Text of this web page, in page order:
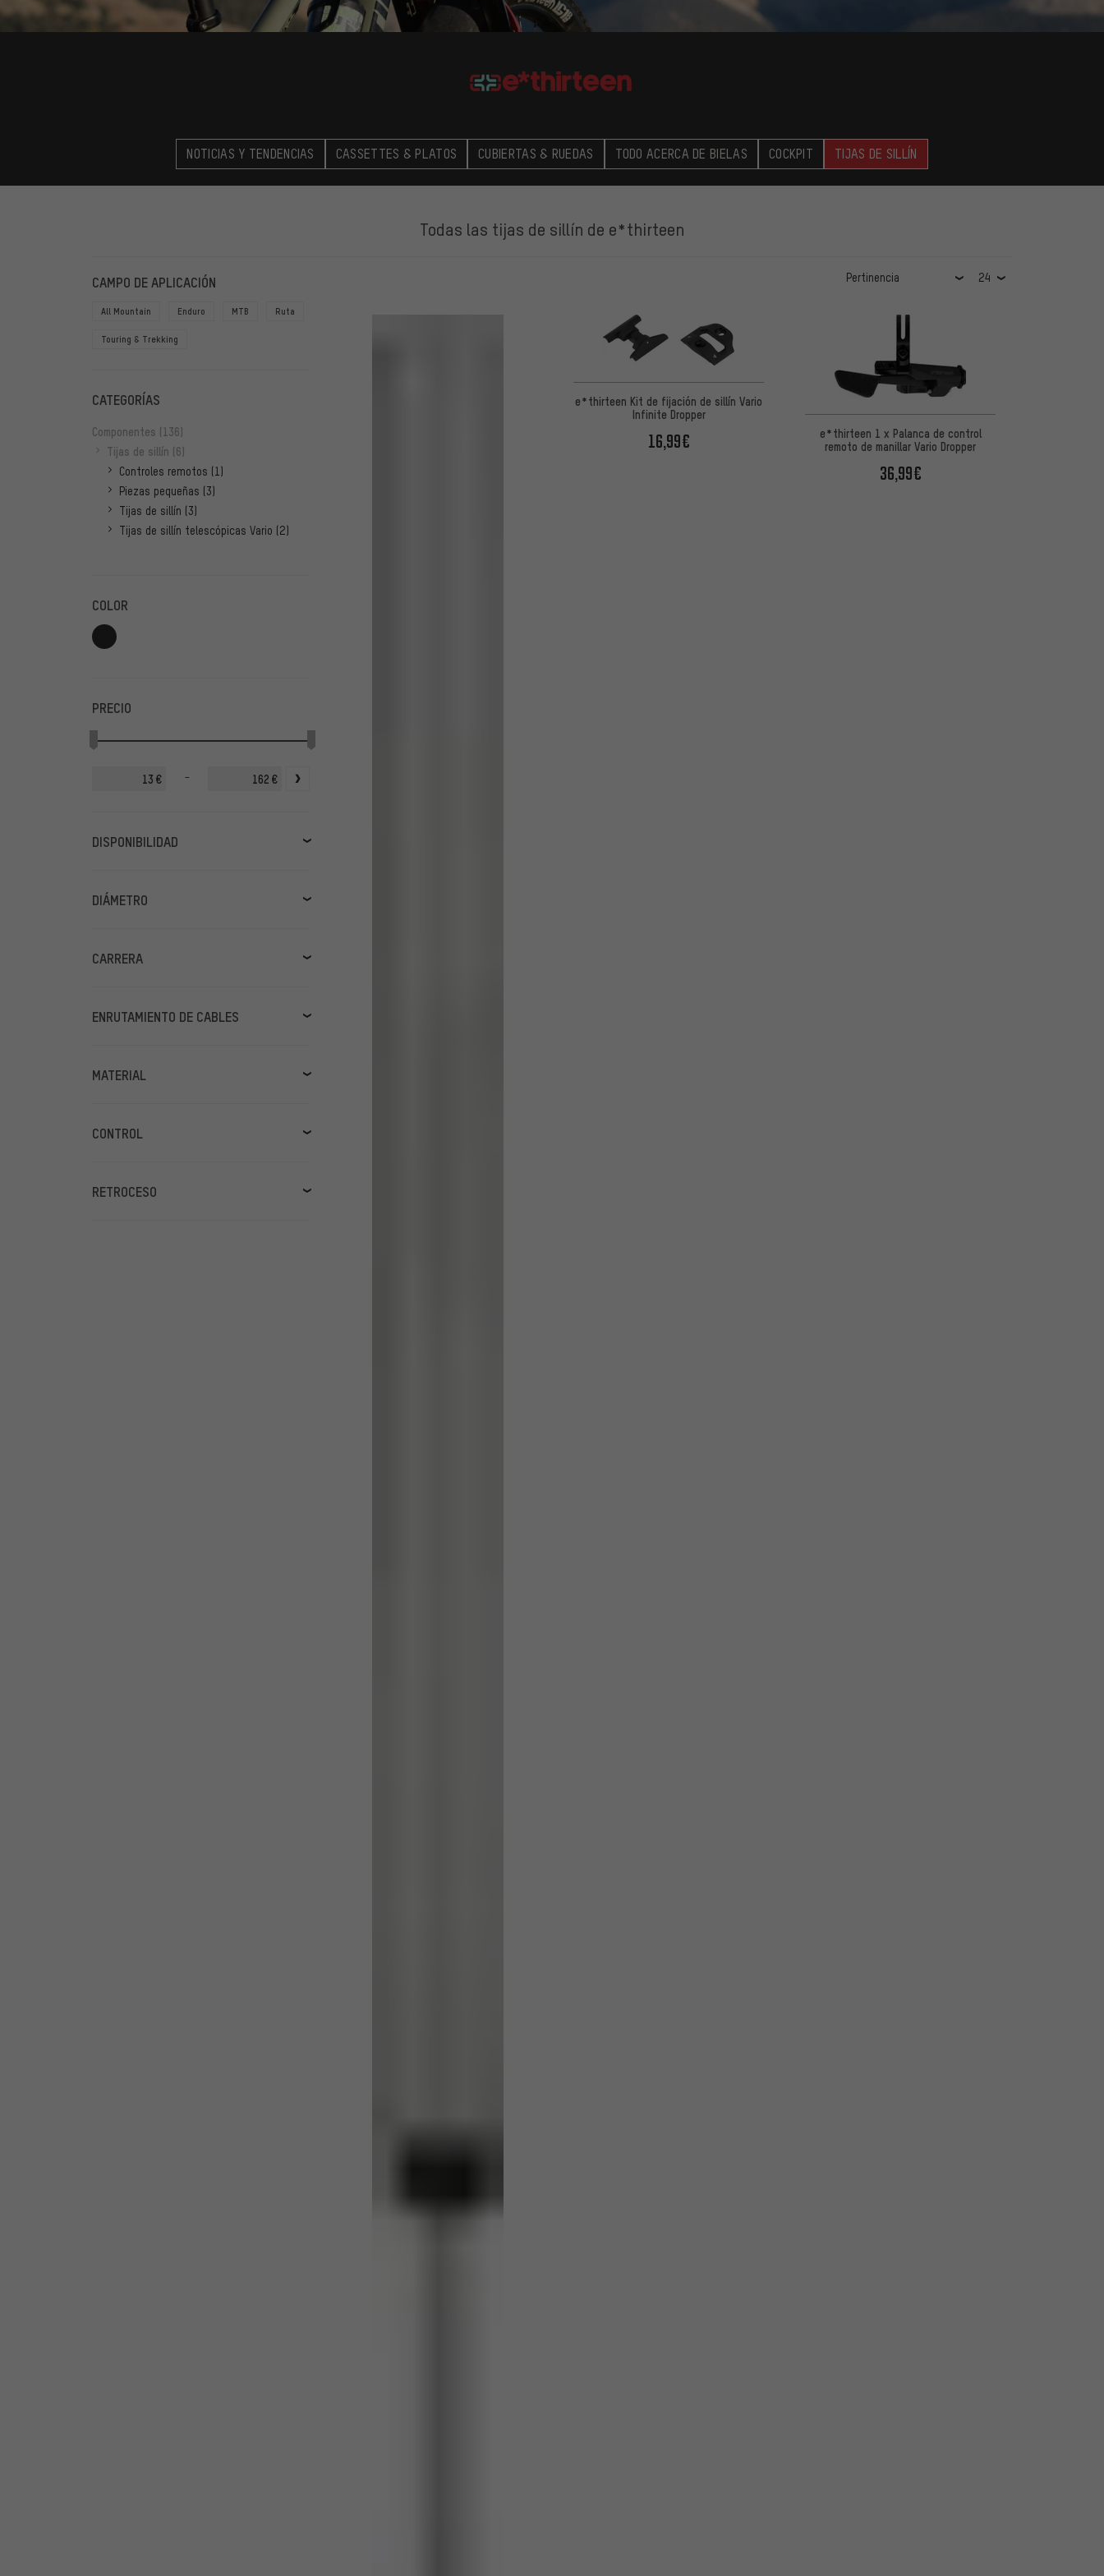
NOTICIAS Y TENDENCIAS CASSETTES & PLATOS CUBIERTAS & RUEDAS TODO ACERCA DE BIELAS COCKPIT TIJAS DE SILLÍN
Todas las tijas de sillín de e*thirteen
FILTROS
CAMPO DE APLICACIÓN
All Mountain Enduro MTB Ruta
Touring & Trekking
CATEGORÍAS
Componentes (136)
Tijas de sillín (6)
Controles remotos (1)
Piezas pequeñas (3)
Tijas de sillín (3)
Tijas de sillín telescópicas Vario (2)
COLOR
PRECIO
€ - €
DISPONIBILIDAD
DIÁMETRO
CARRERA
ENRUTAMIENTO DE CABLES
MATERIAL
CONTROL
RETROCESO
e*thirteen Kit de fijación de sillín Vario
Infinite Dropper
16,99€
e*thirteen 1 x Palanca de control
remoto de manillar Vario Dropper
36,99€